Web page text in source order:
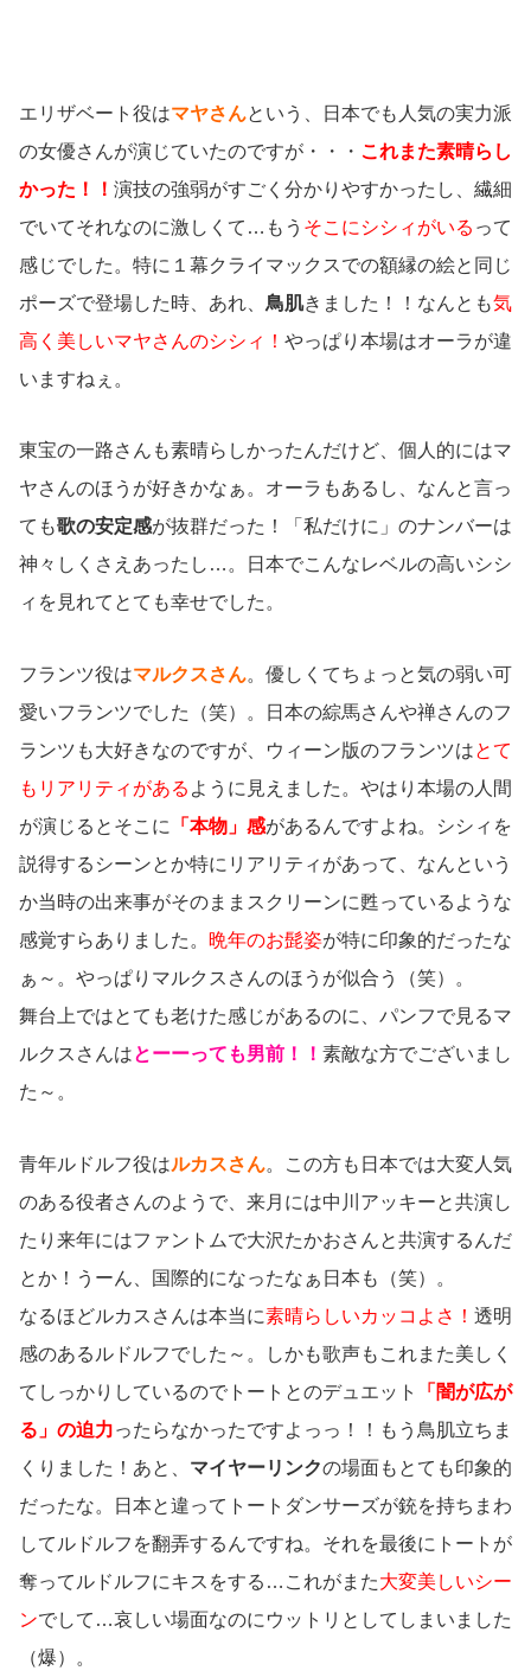
エリザベート役はマヤさんという、日本でも人気の実力派
の女優さんが演じていたのですが・・・ これまた素晴らし
かった！！ 演技の強弱がすごく分かりやすかったし、繊細
でいてそれなのに激しくて…もう そこにシシィがいる って
感じでした。特に１幕クライマックスでの額縁の絵と同じ
ポーズで登場した時、あれ、 鳥肌きました！！なんとも気
高く美しいマヤさんのシシィ！ やっぱり本場はオーラが違
いますねぇ。
東宝の一路さんも素晴らしかったんだけど、個人的にはマ
ヤさんのほうが好きかなぁ。オーラもあるし、なんと言っ
ても歌の安定感が抜群だった！「私だけに」のナンバーは
神々しくさえあったし…。日本でこんなレベルの高いシシ
ィを見れてとても幸せでした。
フランツ役はマルクスさん。優しくてちょっと気の弱い可
愛いフランツでした（笑）。日本の綜馬さんや禅さんのフ
ランツも大好きなのですが、ウィーン版のフランツはとて
もリアリティがある ように見えました。やはり本場の人間
が演じるとそこに
「本物」感があるんですよね。シシィを
説得するシーンとか特にリアリティがあって、なんという
か当時の出来事がそのままスクリーンに甦っているような
感覚すらありました。 晩年のお髭姿が特に印象的だったな
ぁ～。やっぱりマルクスさんのほうが似合う（笑）。
舞台上ではとても老けた感じがあるのに、パンフで見るマ
ルクスさんはとーーっても男前！！ 素敵な方でございまし
た～。
青年ルドルフ役はルカスさん。この方も日本では大変人気
のある役者さんのようで、来月には中川アッキーと共演し
たり来年にはファントムで大沢たかおさんと共演するんだ
とか！うーん、国際的になったなぁ日本も（笑）。
なるほどルカスさんは本当に素晴らしいカッコよさ！ 透明
感のあるルドルフでした～。しかも歌声もこれまた美しく
てしっかりしているのでトートとのデュエット
「闇が広が
る」の迫力ったらなかったですよっっ！！もう鳥肌立ちま
くりました！あと、 マイヤーリンクの場面もとても印象的
だったな。日本と違ってトートダンサーズが銃を持ちまわ
してルドルフを翻弄するんですね。それを最後にトートが
奪ってルドルフにキスをする…これがまた大変美しいシー
ンでして…哀しい場面なのにウットリとしてしまいました
（爆）。